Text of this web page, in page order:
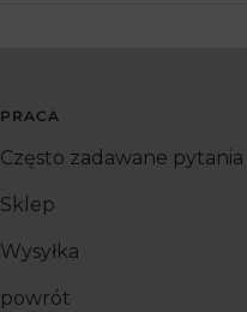
PRACA
Często zadawane pytania
Sklep
Wysyłka
powrót